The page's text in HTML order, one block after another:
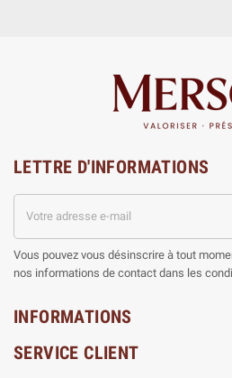
LETTRE D'INFORMATIONS
Vous pouvez vous désinscrire à tout
nos informations de contact dans les
INFORMATIONS
SERVICE CLIENT